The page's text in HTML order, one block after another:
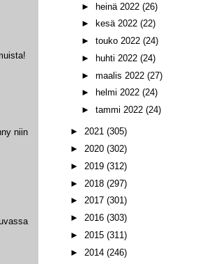
niin
► heinä 2022 (26)
►
kesä 2022 (22)
► touko 2022 (24)
►
huhti 2022 (24)
► maalis 2022 (27)
►
helmi 2022 (24)
► tammi 2022 (24)
► 2021 (305)
► 2020 (302)
► 2019 (312)
► 2018 (297)
► 2017 (301)
► 2016 (303)
► 2015 (311)
► 2014 (246)